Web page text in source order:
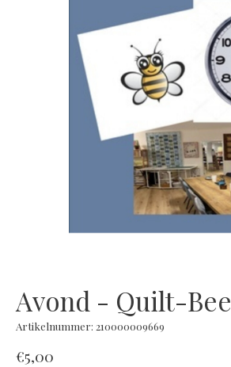
Avond - Quilt-Bee
Artikelnummer: 210000009669
€5,00